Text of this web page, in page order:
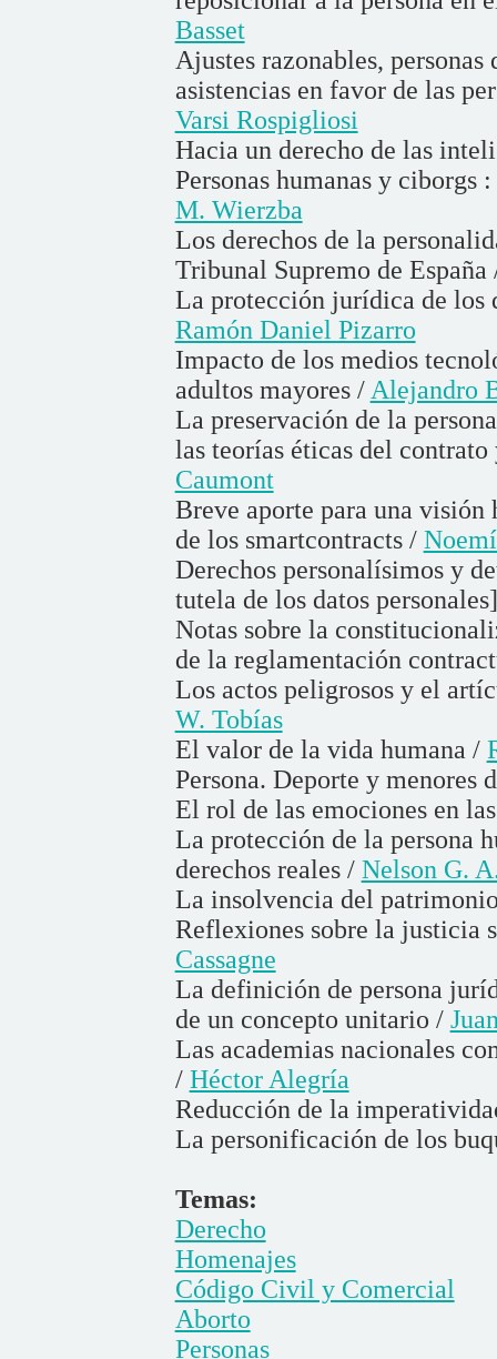
Basset
Ajustes razonables,
asistencias en favor de las
Varsi Rospigliosi
Hacia un derecho de las
Personas humanas y
M. Wierzba
Los derechos de la
Tribunal Supremo de
La protección jurídica de los
Ramón Daniel Pizarro
Impacto de los medios
adultos mayores / Alejandro
La preservación de la
las teorías éticas del
Caumont
Breve aporte para una visión
de los smartcontracts /
Derechos personalísimos y
tutela de los datos
Notas sobre la
de la reglamentación
Los actos peligrosos y el
W. Tobías
El valor de la vida humana /
Persona. Deporte y menores
El rol de las emociones en
La protección de la persona
derechos reales / Nelson G.
La insolvencia del
Reflexiones sobre la justicia
Cassagne
La definición de persona
de un concepto unitario /
Las academias nacionales
/ Héctor Alegría
Reducción de la
La personificación de los
Temas:
Derecho
Homenajes
Código Civil y Comercial
Aborto
Personas